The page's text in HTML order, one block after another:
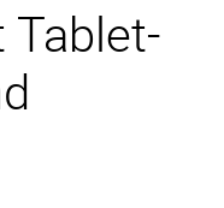
Tablet-